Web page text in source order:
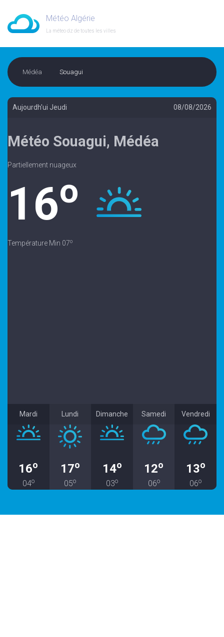
Météo Algérie
La méteo dz de toutes les villes
Médéa Souagui
Aujourdh'ui Jeudi 08/08/2026
Météo Souagui, Médéa
Partiellement nuageux
16o
Température Min 07o
Vendredi
13o
06o
Samedi
12o
06o
Dimanche
14o
03o
Lundi
17o
05o
Mardi
16o
04o